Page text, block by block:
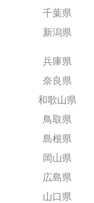
千葉県
新潟県
兵庫県
奈良県
和歌山県
鳥取県
島根県
岡山県
広島県
山口県